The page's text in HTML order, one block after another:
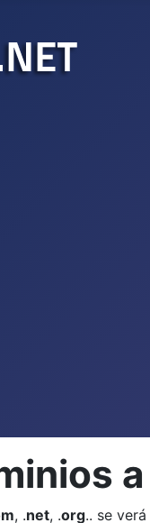
, .net, .org.. se